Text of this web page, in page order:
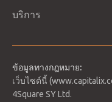
บริการ
ข้อมูลทางกฎหมาย:
เว็บไซต์นี้
4Square SY Ltd.